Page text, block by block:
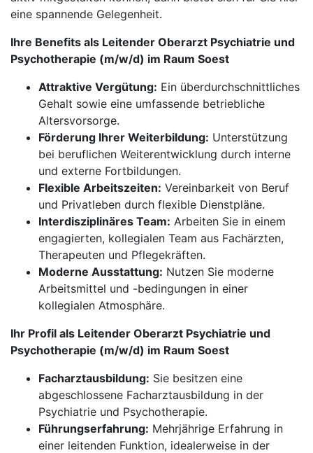
eine spannende Gelegenheit.
Ihre Benefits als Leitender Oberarzt Psychiatrie und
Psychotherapie (m/w/d) im Raum Soest
Attraktive Vergütung: Ein überdurchschnittliches
Gehalt sowie eine umfassende betriebliche
Altersvorsorge.
Förderung Ihrer Weiterbildung: Unterstützung
bei beruflichen Weiterentwicklung durch interne
und externe Fortbildungen.
Flexible Arbeitszeiten: Vereinbarkeit von Beruf
und Privatleben durch flexible Dienstpläne.
Interdisziplinäres Team: Arbeiten Sie in einem
engagierten, kollegialen Team aus Fachärzten,
Therapeuten und Pflegekräften.
Moderne Ausstattung: Nutzen Sie moderne
Arbeitsmittel und -bedingungen in einer
kollegialen Atmosphäre.
Ihr Profil als Leitender Oberarzt Psychiatrie und
Psychotherapie (m/w/d) im Raum Soest
Facharztausbildung: Sie besitzen eine
abgeschlossene Facharztausbildung in der
Psychiatrie und Psychotherapie.
Führungserfahrung: Mehrjährige Erfahrung in
einer leitenden Funktion, idealerweise in der